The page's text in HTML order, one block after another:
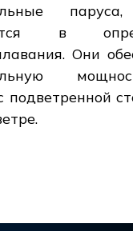
в
Они
подветренной